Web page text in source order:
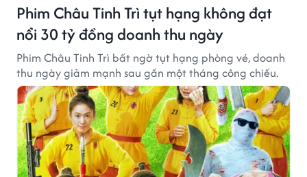
Phim Châu Tinh Trì tụt hạng không đạt
nổi 30 tỷ đồng doanh thu ngày
Phim Châu Tinh Trì bất ngờ tụt hạng phòng vé, doanh
thu ngày giảm mạnh sau gần một tháng công chiếu.